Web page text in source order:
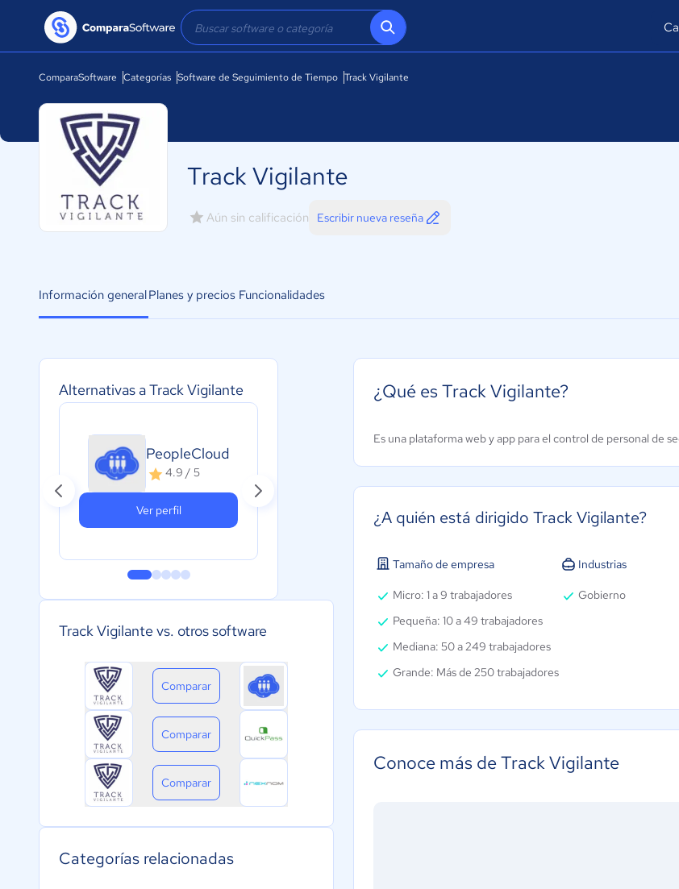
ComparaSoftware Categorías Software de Seguimiento de Tiempo Track Vigilante
Track Vigilante
Aún sin calificación Escribir nueva reseña
Información generalPlanes y precios Funcionalidades
Alternativas a Track Vigilante
PeopleCloud
4.9 / 5
Ver perfil
NEXNOM
Aún sin
Track Vigilante vs. otros software
Comparar
Comparar
Comparar
Categorías relacionadas
¿Qué es Track Vigilante?
Es una plataforma web y app para el control de personal de
¿A quién está dirigido Track Vigilante?
Tamaño de empresa
Micro: 1 a 9 trabajadores
Pequeña: 10 a 49 trabajadores
Mediana: 50 a 249 trabajadores
Grande: Más de 250 trabajadores
Industrias
Gobierno
Conoce más de Track Vigilante